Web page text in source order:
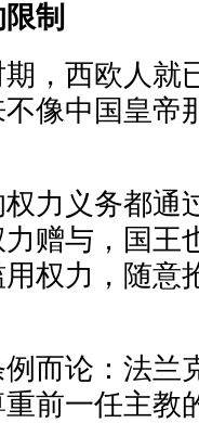
制
西欧人就
像中国皇帝
义务都通
赠与，国王
权力，随意
论：法兰
前一任主教